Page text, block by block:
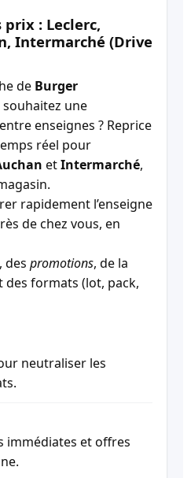
prix : Leclerc,
Intermarché (Drive
de Burger
une
enseignes ? Reprice
réel pour
etIntermarché,
rapidement l’enseigne
de chez vous, en
des promotions, de la
formats (lot, pack,
neutraliser les
immédiates et offres